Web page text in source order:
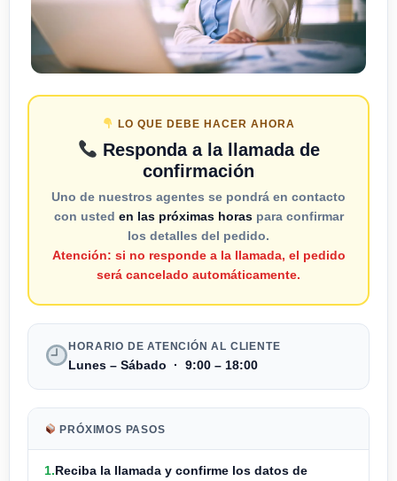
LO QUE DEBE HACER AHORA
Responda a la llamada de
confirmación
Uno de nuestros agentes se pondrá en contacto
con usted en las próximas horaspara confirmar
los detalles del pedido.
Atención: si no responde a la llamada, el pedido
será cancelado automáticamente.
HORARIO DE ATENCIÓN AL CLIENTE
Lunes – Sábado · 9:00 – 18:00
PRÓXIMOS PASOS
1.Reciba la llamada y confirme los datos de